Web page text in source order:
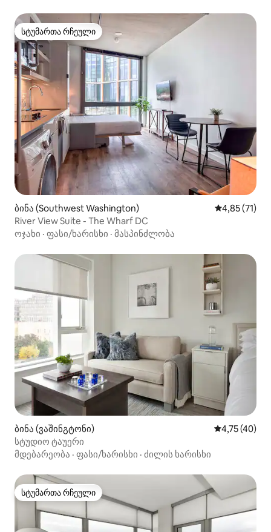
სტუმართა რჩეული
სტუმართა რჩეული
ბინა (Southwest Washington) საშუალო
4,85 (71)
River View Suite - The Wharf DC
ოჯახი · ფასი/ხარისხი · მასპინძლობა
ბინა (ვაშინგტონი) საშუალო
4,75 (40)
სტუდიო ტაუერი
მდებარეობა · ფასი/ხარისხი · ძილის ხარისხი
სტუმართა რჩეული
სტუმართა რჩეული